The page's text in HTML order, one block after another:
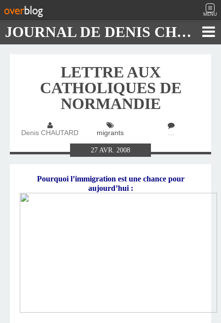
MENU
JOURNAL DE DENIS CHAUTARD
LETTRE AUX
CATHOLIQUES DE
NORMANDIE
Denis CHAUTARD migrants …
27 AVR. 2008
Pourquoi l’immigration est une chance pour
aujourd’hui :